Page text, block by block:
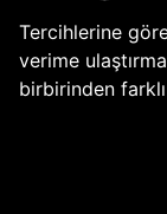
Tercihlerine
verime
birbirinden